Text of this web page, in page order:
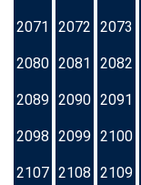
2071 2072 2073
2080 2081 2082
2089 2090 2091
2098 2099 2100
2107 2108 2109